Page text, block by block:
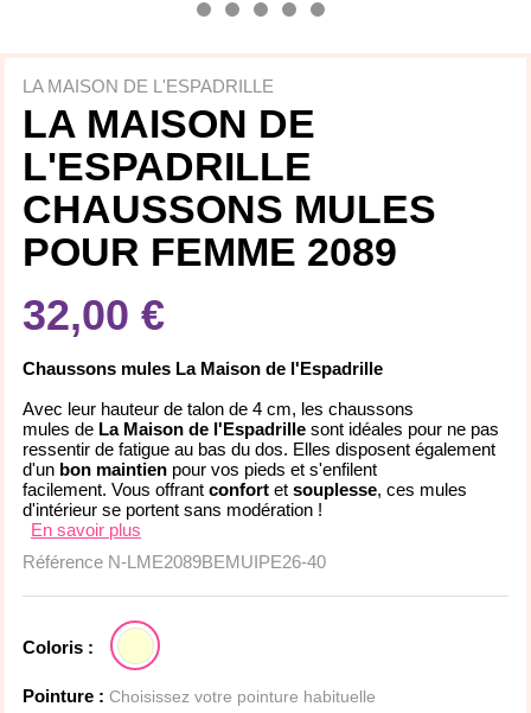
LA MAISON DE L'ESPADRILLE
LA MAISON DE
L'ESPADRILLE
CHAUSSONS MULES
POUR FEMME 2089
32,00 €
Chaussons mules La Maison de l'Espadrille
Avec leur hauteur de talon de 4 cm, les chaussons
mules de La Maison de l'Espadrille sont idéales pour ne pas
ressentir de fatigue au bas du dos. Elles disposent également
d'un bon maintien pour vos pieds et s'enfilent
facilement. Vous offrant confort et souplesse, ces mules
d'intérieur se portent sans modération !
En savoir plus
Référence N-LME2089BEMUIPE26-40
Coloris :
Pointure : Choisissez votre pointure habituelle